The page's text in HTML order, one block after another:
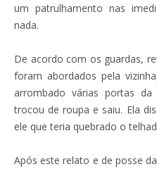
um patrulhamento nas
nada.
De acordo com os guardas,
foram abordados pela
arrombado várias portas
trocou de roupa e saiu. Ela
ele que teria quebrado o
Após este relato e de posse